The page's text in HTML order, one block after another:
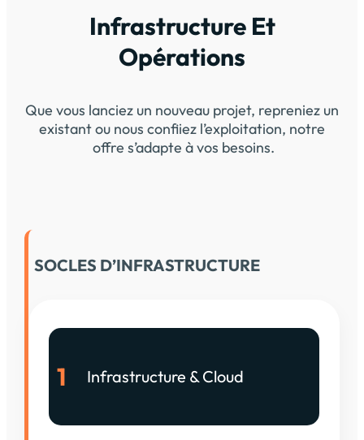
Infrastructure Et
Opérations
Que vous lanciez un nouveau projet, repreniez un
existant ou nous confiiez l’exploitation, notre
offre s’adapte à vos besoins.
SOCLES D’INFRASTRUCTURE
1 Infrastructure & Cloud